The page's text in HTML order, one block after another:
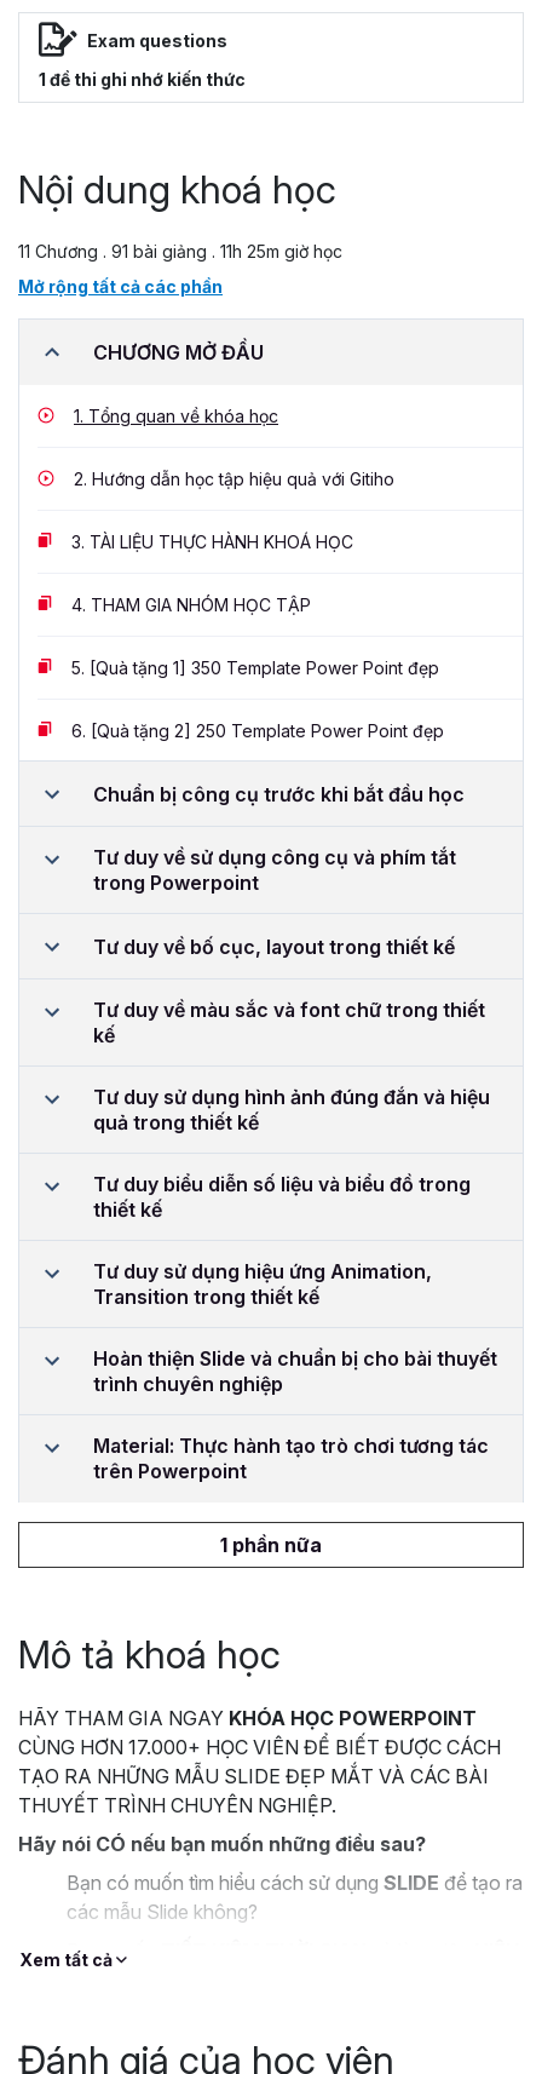
Exam questions
1 đề thi ghi nhớ kiến thức
Nội dung khoá học
11 Chương . 91 bài giảng . 11h 25m giờ học
Mở rộng tất cả các phần
CHƯƠNG MỞ ĐẦU
1. Tổng quan về khóa học
2. Hướng dẫn học tập hiệu quả với Gitiho
3. TÀI LIỆU THỰC HÀNH KHOÁ HỌC
4. THAM GIA NHÓM HỌC TẬP
5. [Quà tặng 1] 350 Template Power Point đẹp
6. [Quà tặng 2] 250 Template Power Point đẹp
Chuẩn bị công cụ trước khi bắt đầu học
Tư duy về sử dụng công cụ và phím tắt
trong Powerpoint
Tư duy về bố cục, layout trong thiết kế
Tư duy về màu sắc và font chữ trong thiết
kế
Tư duy sử dụng hình ảnh đúng đắn và hiệu
quả trong thiết kế
Tư duy biểu diễn số liệu và biểu đồ trong
thiết kế
Tư duy sử dụng hiệu ứng Animation,
Transition trong thiết kế
Hoàn thiện Slide và chuẩn bị cho bài thuyết
trình chuyên nghiệp
Material: Thực hành tạo trò chơi tương tác
trên Powerpoint
1 phần nữa
Mô tả khoá học
HÃY THAM GIA NGAY KHÓA HỌC POWERPOINT
CÙNG HƠN 17.000+ HỌC VIÊN ĐỂ BIẾT ĐƯỢC CÁCH
TẠO RA NHỮNG MẪU SLIDE ĐẸP MẮT VÀ CÁC BÀI
THUYẾT TRÌNH CHUYÊN NGHIỆP.
Hãy nói CÓ nếu bạn muốn những điều sau?
Bạn có muốn tìm hiểu cách sử dụng SLIDE để tạo ra
các mẫu Slide không?
Bạn muốn
BẮT MẮT, tuy nhiên lại không biết làm thế nào?
Xem tất cả
Đánh giá của học viên